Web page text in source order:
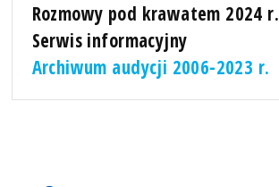
Rozmowy pod krawatem 2024 r.
Serwis informacyjny
Archiwum audycji 2006-2023 r.